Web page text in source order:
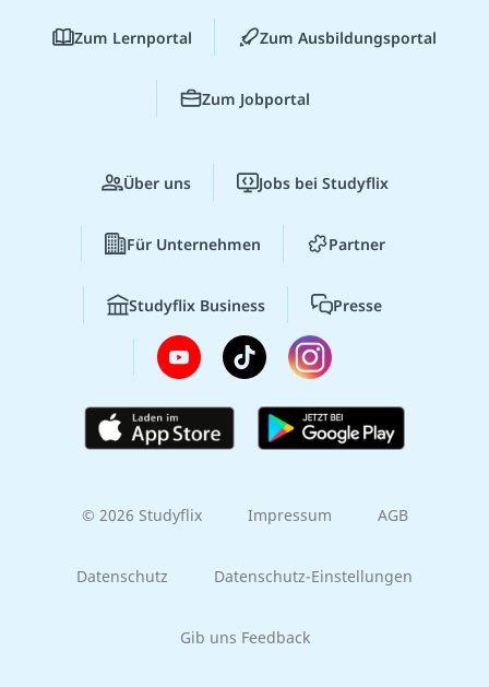
Zum Lernportal Zum Ausbildungsportal
Zum Jobportal
Über uns Jobs bei Studyflix
Für Unternehmen Partner
Studyflix Business Presse
© 2026 Studyflix Impressum AGB
Datenschutz Datenschutz-Einstellungen
Gib uns Feedback